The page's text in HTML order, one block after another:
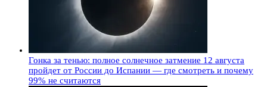
Гонка за тенью: полное солнечное затмение 12 августа
пройдет от России до Испании — где смотреть и почему
99% не считаются